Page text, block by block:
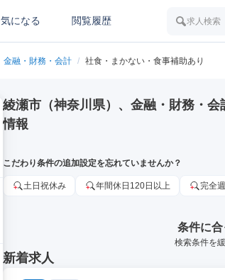
気になる 閲覧履歴 求人検索
金融・財務・会計 / 社食・まかない・食事補助あり
綾瀬市（神奈川県）、金融・財務・
情報
こだわり条件の追加設定を忘れていませんか？
土日祝休み 年間休日120日以上 完全
条件に
検索条件を
新着求人